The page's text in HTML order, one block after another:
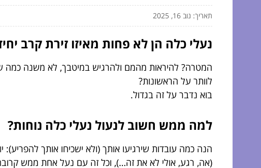
תאריך: נוב 16, 2025
נעלי כלה הן לא פחות מאיזו זירת קרב
המטרה? להיראות מהמם ולהרגיש במיטבך, לא משנה כמה
לוותר על הראשונות?
בוא נדבר על זה בגדול.
למה ממש חשוב לנעול נעלי כלה נוחות?
(אה, רגע, אולי לא את זה…), וכל זה עם נעל אחת ממש